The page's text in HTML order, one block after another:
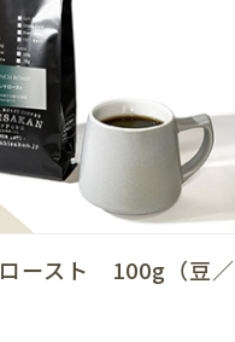
ースト 100g（豆／